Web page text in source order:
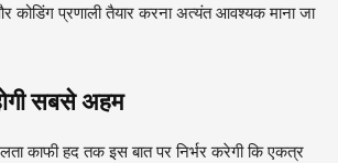
कोडिंग प्रणाली तैयार करना अत्यंत आवश्यक माना जा
सबसे अहम
काफी हद तक इस बात पर निर्भर करेगी कि एकत्र